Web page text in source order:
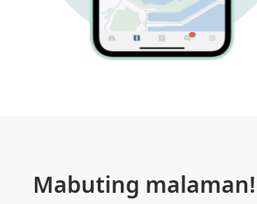
Mabuting malaman!